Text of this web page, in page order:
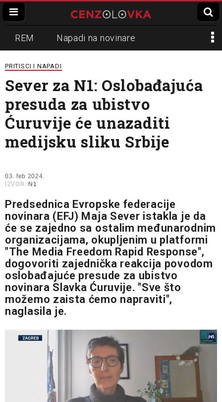
REM Napadi na novinare
Zvučni top
Propaganda Lokalni mediji
Informer Slavko Ćuruvija
PRITISCI I NAPADI
Sever za N1: Oslobađajuća
presuda za ubistvo
Ćuruvije će unazaditi
medijsku sliku Srbije
03. feb 2024.
IZVOR: N1
Predsednica Evropske federacije
novinara (EFJ) Maja Sever istakla je da
će se zajedno sa ostalim međunarodnim
organizacijama, okupljenim u platformi
"The Media Freedom Rapid Response",
dogovoriti zajednička reakcija povodom
oslobađajuće presude za ubistvo
novinara Slavka Ćuruvije. "Sve što
možemo zaista ćemo napraviti",
naglasila je.